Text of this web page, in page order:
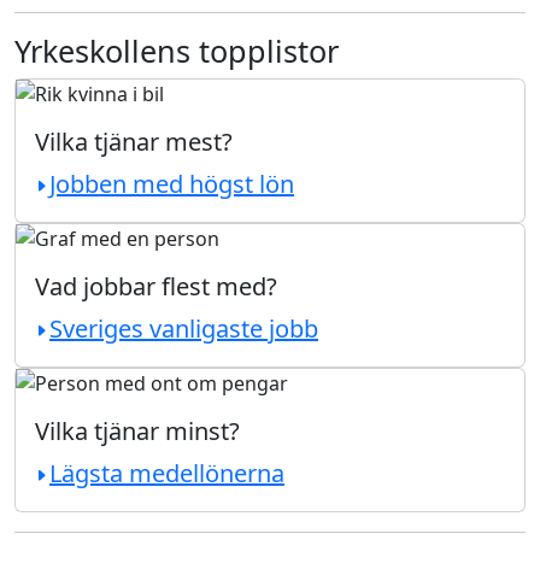
Yrkeskollens topplistor
Vilka tjänar mest?
Jobben med högst lön
Vad jobbar flest med?
Sveriges vanligaste jobb
Vilka tjänar minst?
Lägsta medellönerna